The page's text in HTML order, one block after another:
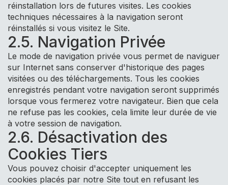
réinstallation lors de futures visites. Les cookies
techniques nécessaires à la navigation seront
réinstallés si vous visitez le Site.
2.5. Navigation Privée
Le mode de navigation privée vous permet de naviguer
sur Internet sans conserver d'historique des pages
visitées ou des téléchargements. Tous les cookies
enregistrés pendant votre navigation seront supprimés
lorsque vous fermerez votre navigateur. Bien que cela
ne refuse pas les cookies, cela limite leur durée de vie
à votre session de navigation.
2.6. Désactivation des
Cookies Tiers
Vous pouvez choisir d'accepter uniquement les
cookies placés par notre Site tout en refusant les